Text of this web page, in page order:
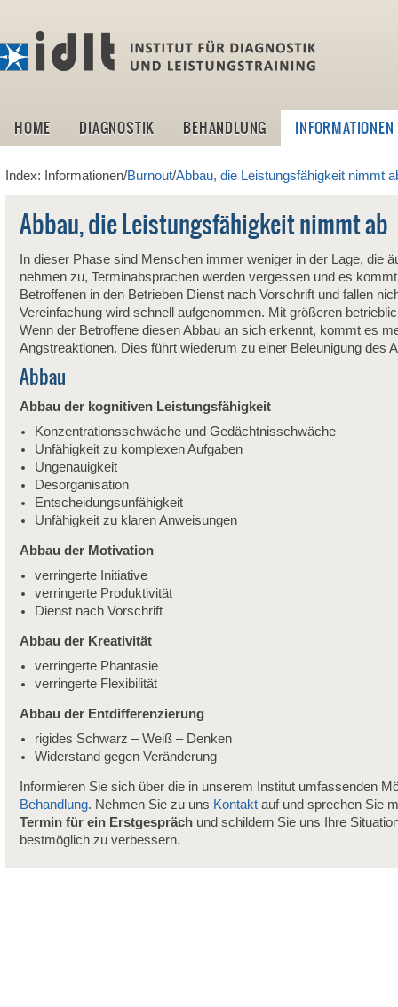
HOME DIAGNOSTIK BEHANDLUNG INFORMATIONEN
Index: Informationen/Burnout/Abbau, die Leistungsfähigkeit nimmt
Abbau, die Leistungsfähigkeit nimmt ab
In dieser Phase sind Menschen immer weniger in der Lage, die
nehmen zu, Terminabsprachen werden vergessen und es
Betroffenen in den Betrieben Dienst nach Vorschrift und fallen
Vereinfachung wird schnell aufgenommen. Mit größeren
Wenn der Betroffene diesen Abbau an sich erkennt, kommt es
Angstreaktionen. Dies führt wiederum zu einer Beleunigung des
Abbau
Abbau der kognitiven Leistungsfähigkeit
Konzentrationsschwäche und Gedächtnisschwäche
Unfähigkeit zu komplexen Aufgaben
Ungenauigkeit
Desorganisation
Entscheidungsunfähigkeit
Unfähigkeit zu klaren Anweisungen
Abbau der Motivation
verringerte Initiative
verringerte Produktivität
Dienst nach Vorschrift
Abbau der Kreativität
verringerte Phantasie
verringerte Flexibilität
Abbau der Entdifferenzierung
rigides Schwarz – Weiß – Denken
Widerstand gegen Veränderung
Informieren Sie sich über die in unserem Institut umfassenden
Behandlung. Nehmen Sie zu uns Kontaktauf und sprechen Sie
Termin für ein Erstgesprächund schildern Sie uns Ihre
bestmöglich zu verbessern.